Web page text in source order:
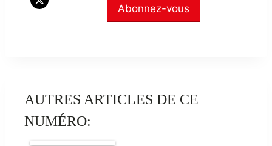
Abonnez-vous
AUTRES ARTICLES DE CE
NUMÉRO: